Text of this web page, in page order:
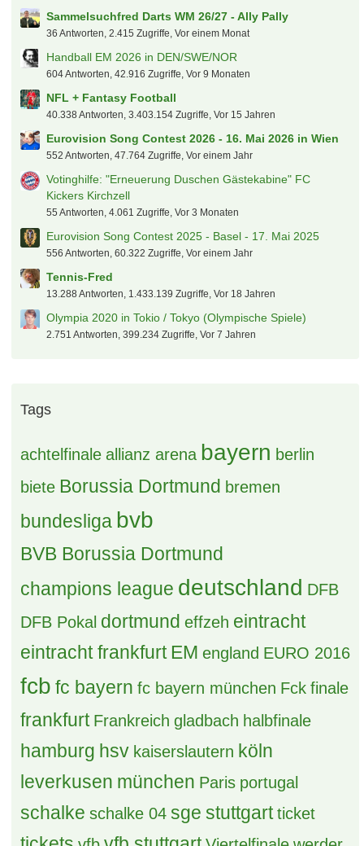
Sammelsuchfred Darts WM 26/27 - Ally Pally
36 Antworten, 2.415 Zugriffe, Vor einem Monat
Handball EM 2026 in DEN/SWE/NOR
604 Antworten, 42.916 Zugriffe, Vor 9 Monaten
NFL + Fantasy Football
40.338 Antworten, 3.403.154 Zugriffe, Vor 15 Jahren
Eurovision Song Contest 2026 - 16. Mai 2026 in Wien
552 Antworten, 47.764 Zugriffe, Vor einem Jahr
Votinghilfe: "Erneuerung Duschen Gästekabine" FC
Kickers Kirchzell
55 Antworten, 4.061 Zugriffe, Vor 3 Monaten
Eurovision Song Contest 2025 - Basel - 17. Mai 2025
556 Antworten, 60.322 Zugriffe, Vor einem Jahr
Tennis-Fred
13.288 Antworten, 1.433.139 Zugriffe, Vor 18 Jahren
Olympia 2020 in Tokio / Tokyo (Olympische Spiele)
2.751 Antworten, 399.234 Zugriffe, Vor 7 Jahren
Tags
achtelfinale allianz arena bayern berlin
biete Borussia Dortmund bremen
bundesliga bvb
BVB Borussia Dortmund
champions league deutschland DFB
DFB Pokal dortmund effzeh eintracht
eintracht frankfurt EM england EURO 2016
fcb fc bayern fc bayern münchen Fck finale
frankfurt Frankreich gladbach halbfinale
hamburg hsv kaiserslautern köln
leverkusen münchen Paris portugal
schalke schalke 04 sge stuttgart ticket